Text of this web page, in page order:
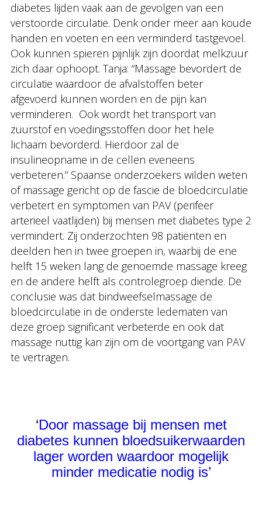
diabetes lijden vaak aan de gevolgen van een
verstoorde circulatie. Denk onder meer aan koude
handen en voeten en een verminderd tastgevoel.
Ook kunnen spieren pijnlijk zijn doordat melkzuur
zich daar ophoopt. Tanja: “Massage bevordert de
circulatie waardoor de afvalstoffen beter
afgevoerd kunnen worden en de pijn kan
verminderen. Ook wordt het transport van
zuurstof en voedingsstoffen door het hele
lichaam bevorderd. Hierdoor zal de
insulineopname in de cellen eveneens
verbeteren.” Spaanse onderzoekers wilden weten
of massage gericht op de fascie de bloedcirculatie
verbetert en symptomen van PAV (perifeer
arterieel vaatlijden) bij mensen met diabetes type 2
vermindert. Zij onderzochten 98 patiënten en
deelden hen in twee groepen in, waarbij de ene
helft 15 weken lang de genoemde massage kreeg
en de andere helft als controlegroep diende. De
conclusie was dat bindweefselmassage de
bloedcirculatie in de onderste ledematen van
deze groep significant verbeterde en ook dat
massage nuttig kan zijn om de voortgang van PAV
te vertragen.
‘Door massage bij mensen met
diabetes kunnen bloedsuikerwaarden
lager worden waardoor mogelijk
minder medicatie nodig is’